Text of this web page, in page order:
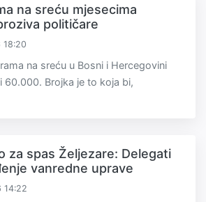
na sreću mjesecima
političare
18:20
na sreću u Bosni i Hercegovini
60.000. Brojka je to koja bi,
za spas Željezare: Delegati
vanredne uprave
14:22